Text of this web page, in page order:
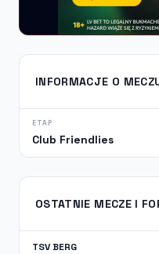
INFORMACJE O
ETAP
Club Friendlies
OSTATNIE MECZE I
TSV BERG